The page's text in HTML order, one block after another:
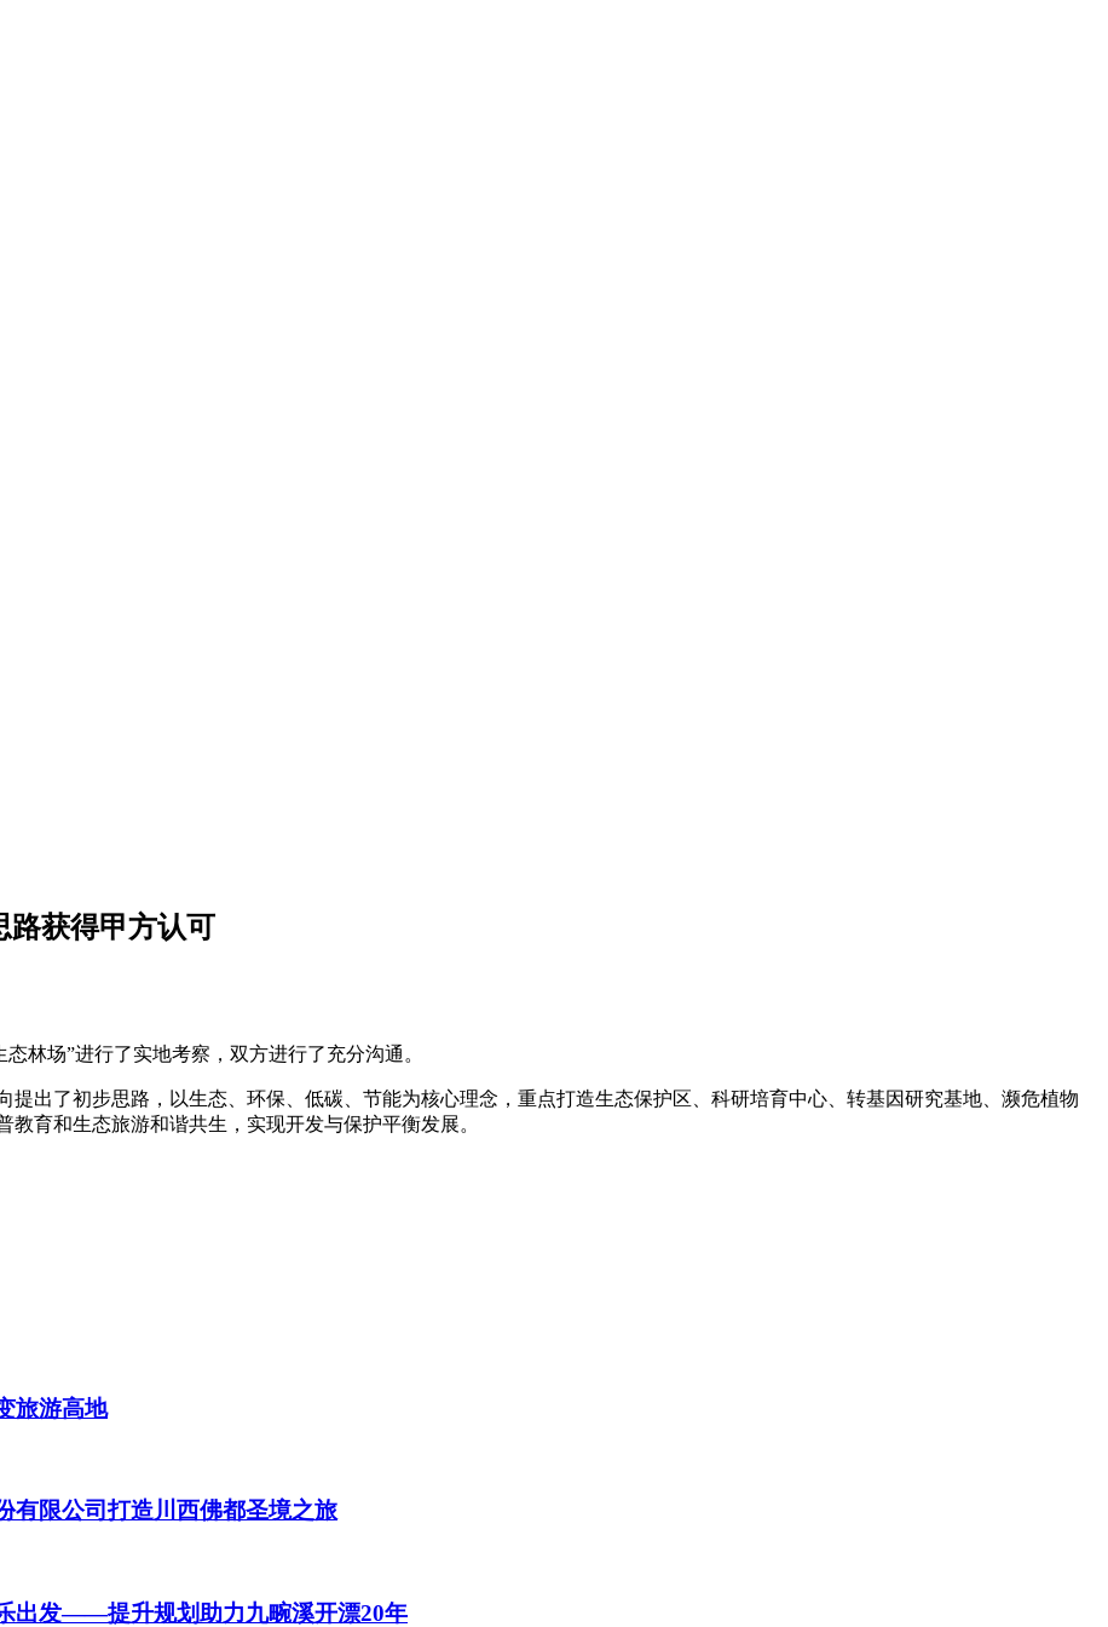
路获得甲方认可
林场”进行了实地考察，双方进行了充分沟通。
出了初步思路，以生态、环保、低碳、节能为核心理念，重点打造生态保护区、科研培育中心、转基因研究基地、濒危植物
育和生态旅游和谐共生，实现开发与保护平衡发展。
旅游高地
有限公司打造川西佛都圣境之旅
出发——提升规划助力九畹溪开漂20年